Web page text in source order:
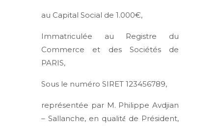
au Capital Social de 1.000€,
Immatriculée au Registre du
Commerce et des Sociétés de
PARIS,
Sous le numéro SIRET 123456789,
représentée par M. Philippe Avdjian
– Sallanche, en qualité́ de Président,